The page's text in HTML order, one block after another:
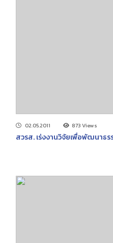
02.05.2011 873 Views
สวรส. เร่งงานวิจัยเพื่อพัฒนาธ